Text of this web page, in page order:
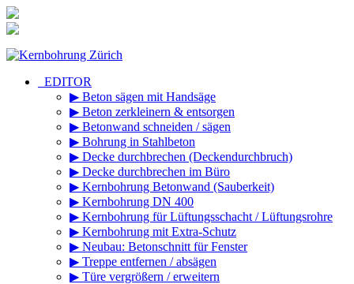
Inhalt
_EDITOR
▶ Beton sägen mit Handsäge
▶ Beton zerkleinern & entsorgen
▶ Betonwand schneiden / sägen
▶ Bohrung in Stahlbeton
▶ Decke durchbrechen (Deckendurchbruch)
▶ Decke durchbrechen im Büro
▶ Kernbohrung Betonwand (Sauberkeit)
▶ Kernbohrung DN 400
▶ Kernbohrung für Lüftungsschacht / Lüftungsrohre
▶ Kernbohrung mit Extra-Schutz
▶ Neubau: Betonschnitt für Fenster
▶ Treppe entfernen / absägen
▶ Türe vergrößern / erweitern